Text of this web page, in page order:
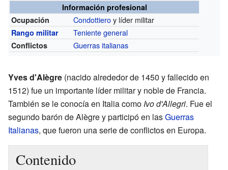
Información profesional
Ocupación
Condottieroy líder militar
Rango militar Teniente general
Conflictos Guerras italianas
Yves d'Alègre (nacido alrededor de 1450 y fallecido en
1512) fue un importante líder militar y noble de Francia.
También se le conocía en Italia como Ivo d'Allegri. Fue el
segundo barón de Alègre y participó en lasGuerras
Italianas, que fueron una serie de conflictos en Europa.
Contenido